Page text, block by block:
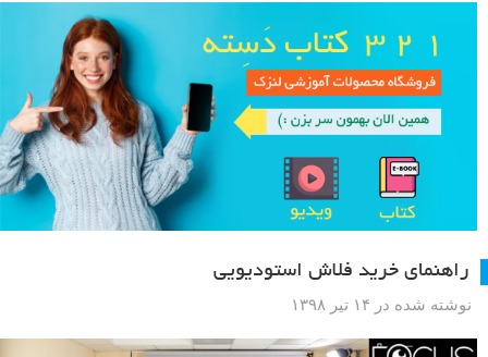
راهنمای خرید فلاش استودیویی
نوشته شده در ۱۴ تیر ۱۳۹۸